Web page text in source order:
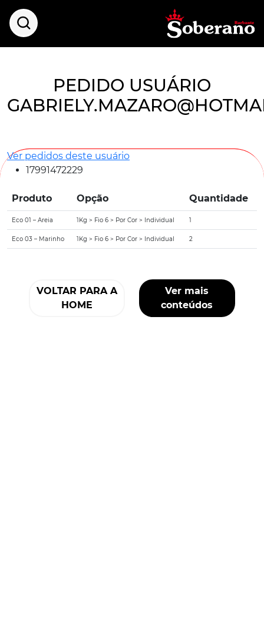
PEDIDO USUÁRIO
Ver pedidos deste usuário
17991472229
Produto Opção Quantidade
Eco 01 – Areia 1Kg > Fio 6 > Por Cor > Individual 1
Eco 03 – Marinho 1Kg > Fio 6 > Por Cor > Individual 2
VOLTAR PARA A
HOME
Ver mais
conteúdos